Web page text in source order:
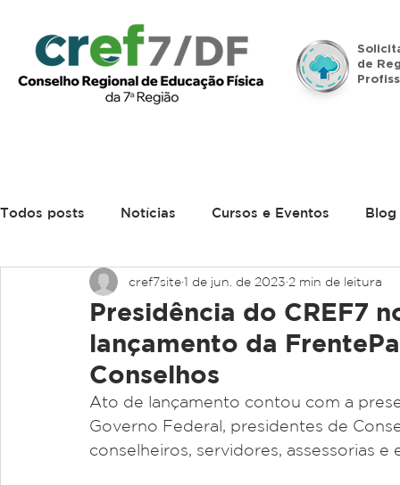
de
Todos posts Notícias Cursos e Eventos Blog
Presidência do CREF7
lançamento da
Conselhos
cref7site1 de jun. de 2023 2 min de leitura
Ato de lançamento contou com a
Governo Federal, presidentes de
conselheiros, servidores, assessorias